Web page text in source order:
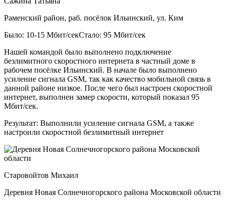
Раменский район, раб. посёлок Ильинский, ул. Ким
Было: 10-15 Мбит/секСтало: 95 Мбит/сек
Нашей командой было выполнено подключение
безлимитного скоростного интернета в частный доме в
рабочем посёлке Ильинский. В начале было выполнено
усиление сигнала GSM, так как качество мобильной связь в
данной районе низкое. После чего был настроен скоростной
интернет, выполнен замер скорости, который показал 95
Мбит/сек.
Результат: Выполнили усиление сигнала GSM, а также
настроили скоростной безлимитный интернет
Старовойтов Михаил
Деревня Новая Солнечногорского района Московской области